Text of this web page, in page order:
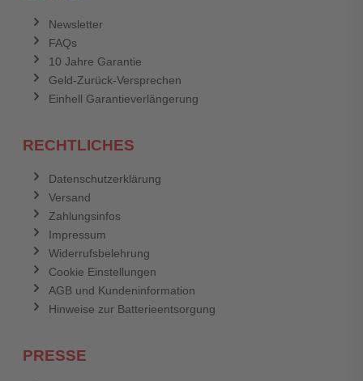
Newsletter
FAQs
10 Jahre Garantie
Geld-Zurück-Versprechen
Einhell Garantieverlängerung
RECHTLICHES
Datenschutzerklärung
Versand
Zahlungsinfos
Impressum
Widerrufsbelehrung
Cookie Einstellungen
AGB und Kundeninformation
Hinweise zur Batterieentsorgung
PRESSE